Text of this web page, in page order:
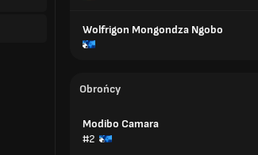
Wolfrigon Mongondza Ngobo
Obrońcy
Modibo Camara
#2